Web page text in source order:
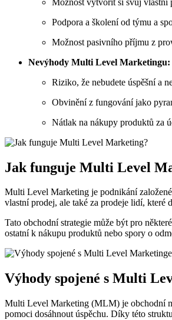
Podpora a školení od týmu a
Možnost pasivního příjmu z
Nevýhody Multi Level Marketingu:
Riziko, že ​nebudete úspěšní a
Obvinění z⁢ fungování jako⁣
Nátlak na ⁣nákupy produktů za
Jak funguje ‌Multi Level
Multi Level Marketing je⁢ podnikání
vlastní prodej, ale také za prodeje lidí, které
Tato obchodní ​strategie ‍může být pro
ostatní k nákupu produktů ⁢nebo spory o
Výhody spojené s Multi
Multi Level ⁤Marketing (MLM) je obchodní
pomoci dosáhnout úspěchu. Díky této